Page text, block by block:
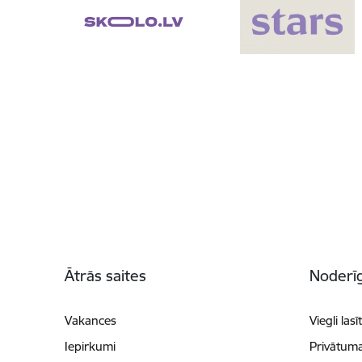
Ātrās saites
Vakances
Iepirkumi
Viegli lasīt